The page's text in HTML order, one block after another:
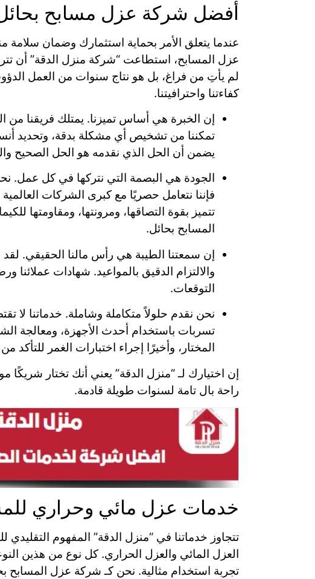
أفضل شركة عزل مسابح
عندما يتعلق الأمر بحماية استثمارك وضمان
عزل المسابح، استطاعت “شركة منزل الدقة” أن
لم يأتِ من فراغ، بل هو نتاج سنوات من العمل
كفاءتنا واحترافيتنا.
إن الخبرة هي أساس تميزنا. يمتلك فريقنا من
تمكننا من تشخيص أي مشكلة بدقة، وتحديد
يضمن أن الحل الذي نقدمه هو الحل الصحيح
الجودة هي البصمة التي نتركها في كل عمل.
فإننا نتعامل حصريًا مع كبرى الشركات
تتميز بقوة التصاقها، ومرونتها، ومقاومتها
المسابح بحائل.
إن سمعتنا الطيبة هي رأس مالنا الحقيقي.
والالتزام الدقيق بالمواعيد. شهادات عملائنا
التوقعات.
نحن نقدم حلولاً متكاملة وشاملة. خدماتنا
تسربات باستخدام أحدث الأجهزة، ومعالجة
المختار، وأخيرًا إجراء اختبارات الغمر للتأكد
إن اختيارك لـ “منزل الدقة” يعني أنك تختار
راحة بال تامة لسنوات طويلة قادمة.
خدمات عزل مائي وحراري
تتجاوز خدماتنا في “منزل الدقة” المفهوم
العزل المائي والعزل الحراري. كل نوع من هذين
تجربة استخدام مثالية. نحن كـ شركة عزل المسابح